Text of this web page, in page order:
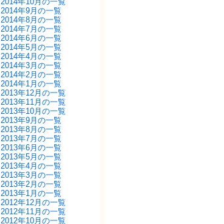
2014年9月の一覧
2014年8月の一覧
2014年7月の一覧
2014年6月の一覧
2014年5月の一覧
2014年4月の一覧
2014年3月の一覧
2014年2月の一覧
2014年1月の一覧
2013年12月の一覧
2013年11月の一覧
2013年10月の一覧
2013年9月の一覧
2013年8月の一覧
2013年7月の一覧
2013年6月の一覧
2013年5月の一覧
2013年4月の一覧
2013年3月の一覧
2013年2月の一覧
2013年1月の一覧
2012年12月の一覧
2012年11月の一覧
2012年10月の一覧